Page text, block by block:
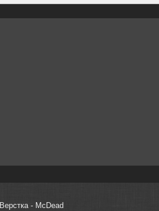
- McDead